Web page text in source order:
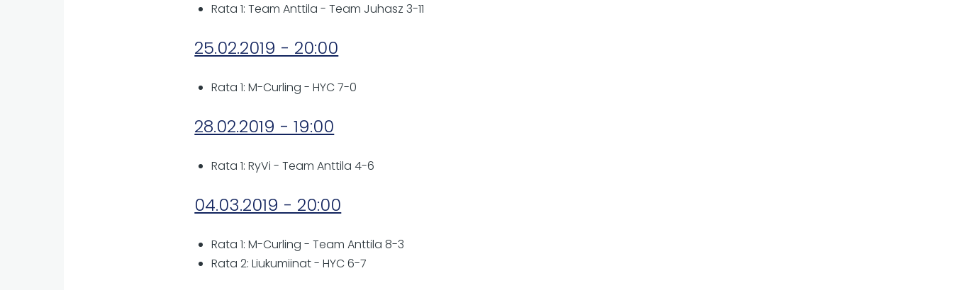
Rata 1: Team Anttila - Team Juhasz 3-11
25.02.2019 - 20:00
Rata 1: M-Curling - HYC 7-0
28.02.2019 - 19:00
Rata 1: RyVi - Team Anttila 4-6
04.03.2019 - 20:00
Rata 1: M-Curling - Team Anttila 8-3
Rata 2: Liukumiinat - HYC 6-7